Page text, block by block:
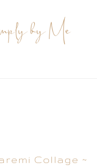
Collage ~